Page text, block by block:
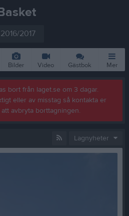
2017
Bilder Video Gästbok Mer
bort från laget.se om 3 dagar.
eller av misstag så kontakta er
avbryta borttagningen.
Lagnyheter